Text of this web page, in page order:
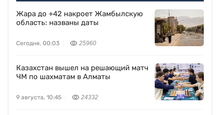
Жара до +42 накроет Жамбылскую
область: названы даты
Сегодня, 00:03 25960
Казахстан вышел на решающий матч
ЧМ по шахматам в Алматы
9 августа, 10:45 24332